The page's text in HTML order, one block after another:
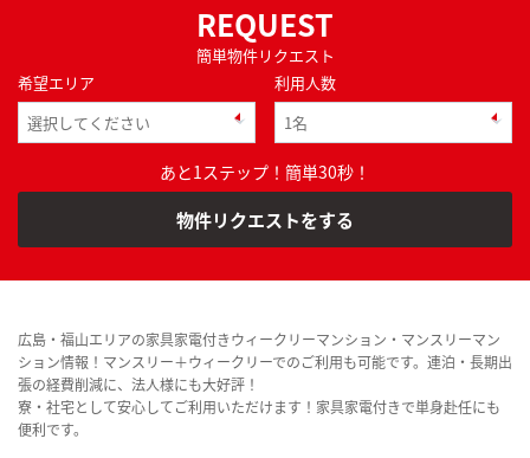
REQUEST
簡単物件リクエスト
希望エリア
利用人数
あと1ステップ！簡単30秒！
物件リクエストをする
広島・福山エリアの家具家電付きウィークリーマンション・マンスリーマン
ション情報！マンスリー＋ウィークリーでのご利用も可能です。連泊・長期出
張の経費削減に、法人様にも大好評！
寮・社宅として安心してご利用いただけます！家具家電付きで単身赴任にも
便利です。